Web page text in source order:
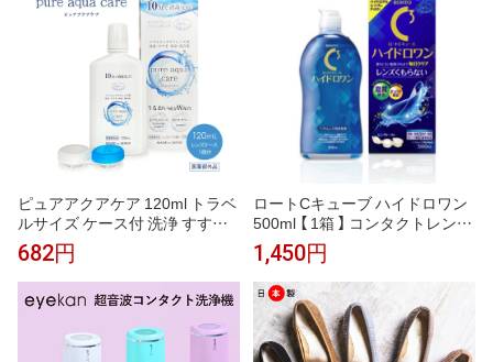
ピュアアクアケア 120ml トラベ
ルサイズ ケース付 洗浄 すすぎ
消毒 保存液 洗浄保存液 pure aq
ua care ソフトコンタクトレン
ズ用
682円
ロートCキューブ ハイドロワン
500ml 【 1箱 】 コンタクトレンズ
洗浄液 コンタクトケア 洗浄液
使用期限1年以上 Rohto 国産
1,450円